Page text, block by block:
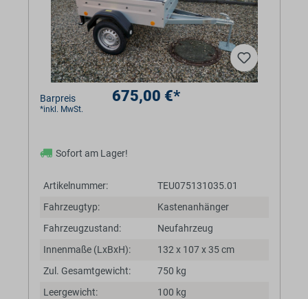
Barpreis 675,00 €*
*inkl. MwSt.
Sofort am Lager!
Artikelnummer:
TEU075131035.01
Fahrzeugtyp:
Kastenanhänger
Fahrzeugzustand:
Neufahrzeug
Innenmaße (LxBxH):
132 x 107 x 35 cm
Zul. Gesamtgewicht:
750 kg
Leergewicht:
100 kg